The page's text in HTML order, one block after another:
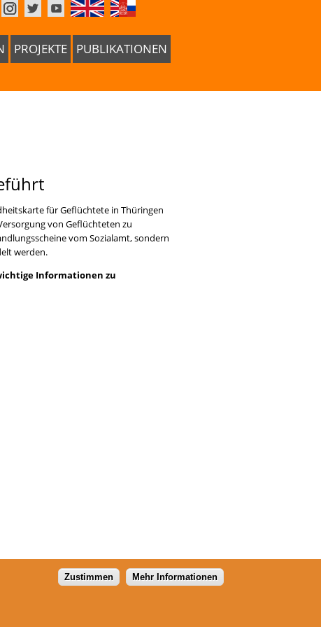
PROJEKTE PUBLIKATIONEN
für Geflüchtete in Thüringen
von Geflüchteten zu
vom Sozialamt, sondern
werden.
Informationen zu
Zustimmen Mehr Informationen